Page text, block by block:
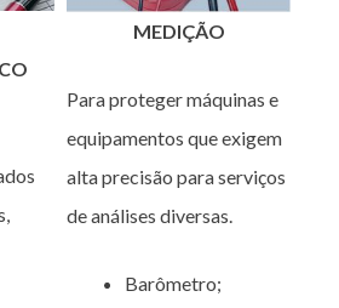
MEDIÇÃO
Para proteger máquinas e
equipamentos que exigem
alta precisão para serviços
de análises diversas.
Barômetro;